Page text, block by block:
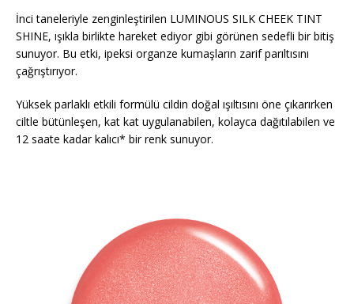
İnci taneleriyle zenginleştirilen LUMINOUS SILK CHEEK TINT
SHINE, ışıkla birlikte hareket ediyor gibi görünen sedefli bir bitiş
sunuyor. Bu etki, ipeksi organze kumaşların zarif parıltısını
çağrıştırıyor.
Yüksek parlaklı etkili formülü cildin doğal ışıltısını öne çıkarırken
ciltle bütünleşen, kat kat uygulanabilen, kolayca dağıtılabilen ve
12 saate kadar kalıcı* bir renk sunuyor.